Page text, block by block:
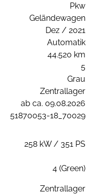
Pkw
Geländewagen
Dez / 2021
Automatik
44.520 km
5
Grau
Zentrallager
ab ca. 09.08.2026
51870053-18_70029
258 kW / 351 PS
4 (Green)
Zentrallager